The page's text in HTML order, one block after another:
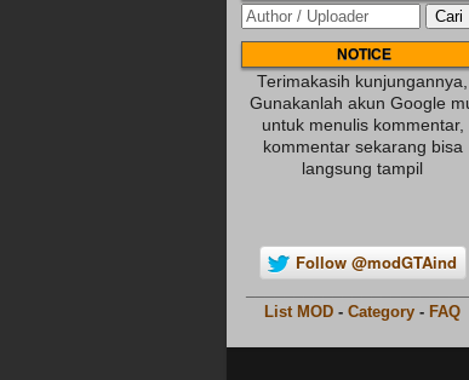
NOTICE
Terimakasih kunjungannya,
Gunakanlah akun Google
untuk menulis kommentar,
kommentar sekarang bisa
langsung tampil
Follow @modGTAind
List MOD - Category - FAQ